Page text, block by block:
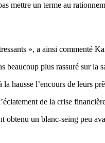
mettre un terme au
», a ainsi
plus rassuré sur la
hausse l’encours de leurs
de la crise
obtenu un blanc-seing peu